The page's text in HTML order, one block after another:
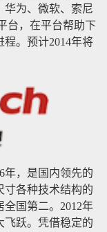
华为、微软、索尼
台，在平台帮助下
。预计2014年将
年，是国内领先的
寸各种技术结构的
国第二。2012年
飞跃。凭借稳定的